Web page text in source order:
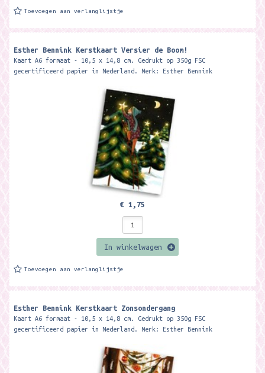
Toevoegen aan verlanglijstje
Esther Bennink Kerstkaart Versier de Boom!
Kaart A6 formaat - 10,5 x 14,8 cm. Gedrukt op 350g FSC
gecertificeerd papier in Nederland. Merk: Esther Bennink
€ 1,75
In winkelwagen
Toevoegen aan verlanglijstje
Esther Bennink Kerstkaart Zonsondergang
Kaart A6 formaat - 10,5 x 14,8 cm. Gedrukt op 350g FSC
gecertificeerd papier in Nederland. Merk: Esther Bennink